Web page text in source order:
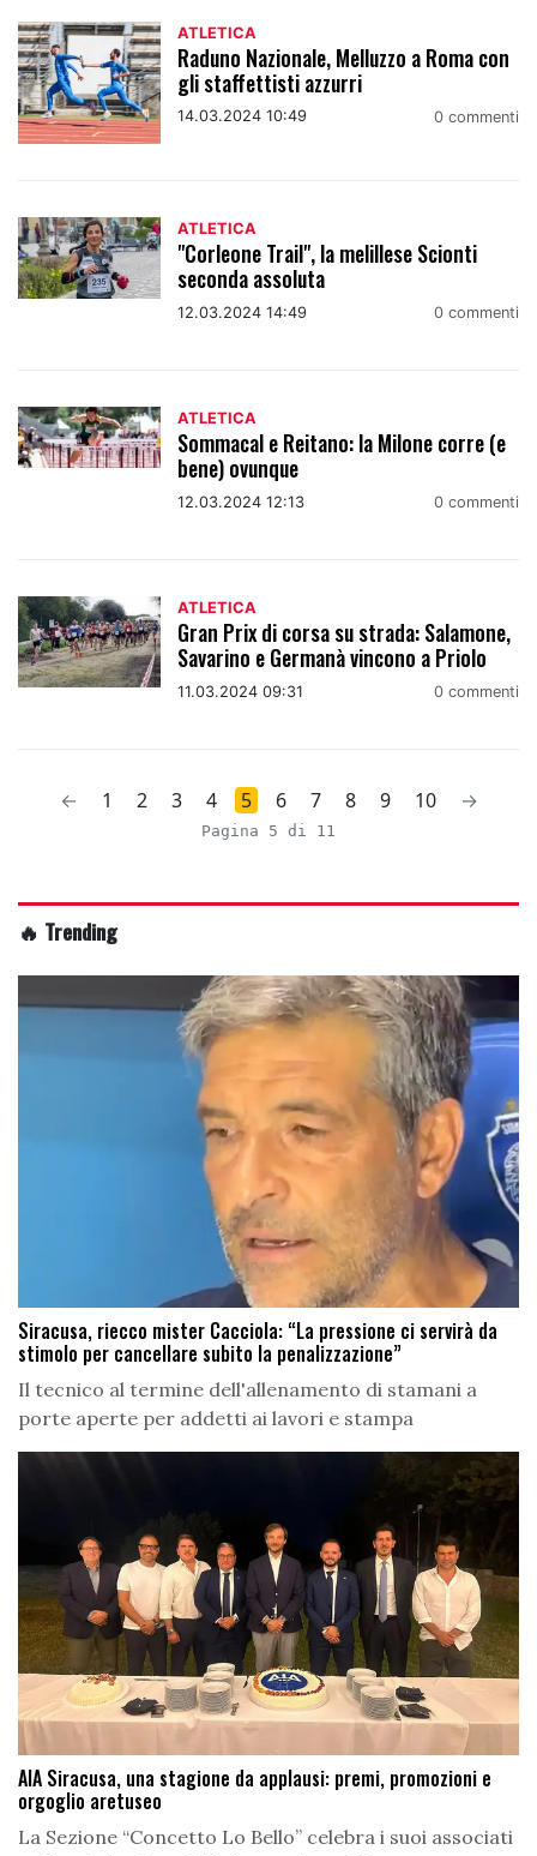
ATLETICA
Raduno Nazionale, Melluzzo a Roma con
gli staffettisti azzurri
14.03.2024 10:49 0 commenti
ATLETICA
"Corleone Trail", la melillese Scionti
seconda assoluta
12.03.2024 14:49 0 commenti
ATLETICA
Sommacal e Reitano: la Milone corre (e
bene) ovunque
12.03.2024 12:13 0 commenti
ATLETICA
Gran Prix di corsa su strada: Salamone,
Savarino e Germanà vincono a Priolo
11.03.2024 09:31 0 commenti
← 1 2 3 4 5 6 7 8 9 10 →
Pagina 5 di 11
🔥 Trending
Siracusa, riecco mister Cacciola: “La pressione ci servirà da
stimolo per cancellare subito la penalizzazione”
Il tecnico al termine dell'allenamento di stamani a
porte aperte per addetti ai lavori e stampa
AIA Siracusa, una stagione da applausi: premi, promozioni e
orgoglio aretuseo
La Sezione “Concetto Lo Bello” celebra i suoi associati